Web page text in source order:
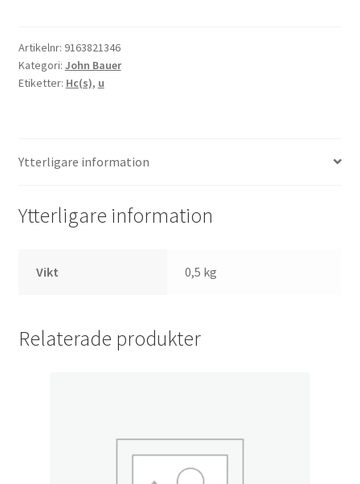
Artikelnr: 9163821346
Kategori: John Bauer
Etiketter: Hc(s), u
Ytterligare information
Ytterligare information
Vikt 0,5 kg
Relaterade produkter